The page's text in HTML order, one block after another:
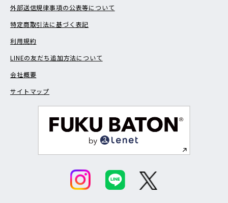
外部送信規律事項の公表等について
特定商取引法に基づく表記
利用規約
LINEの友だち追加方法について
会社概要
サイトマップ